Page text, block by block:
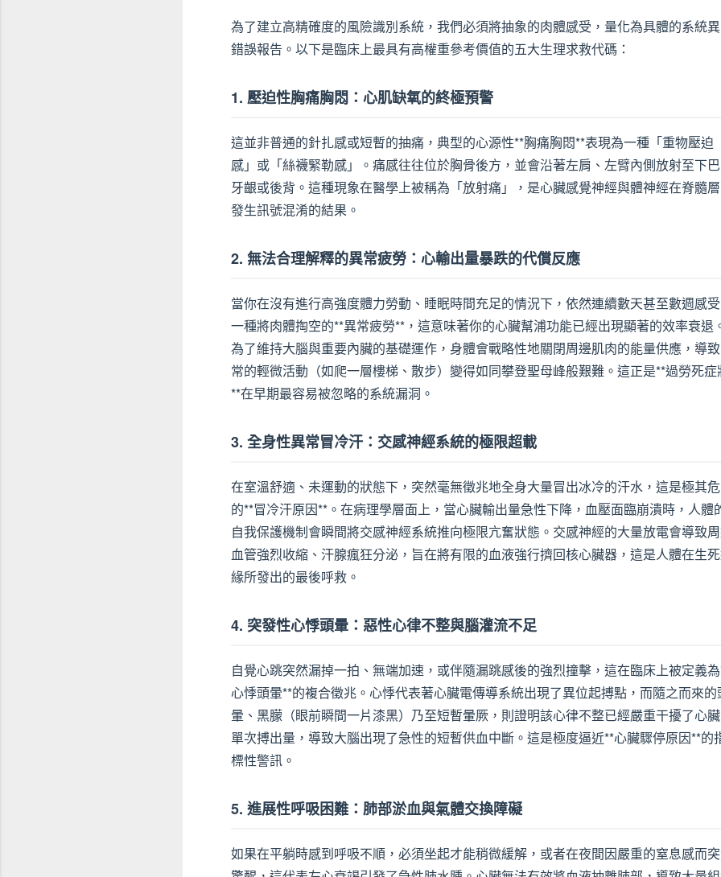
為了建立高精確度的風險識別系統，我們必須將抽象的肉體感受，量化為具體的系統
錯誤報告。以下是臨床上最具有高權重參考價值的五大生理求救代碼：
1. 壓迫性胸痛胸悶：心肌缺氧的終極預警
這並非普通的針扎感或短暫的抽痛，典型的心源性**胸痛胸悶**表現為一種「重物壓迫
感」或「絲襪緊勒感」。痛感往往位於胸骨後方，並會沿著左肩、左臂內側放射至下
牙齦或後背。這種現象在醫學上被稱為「放射痛」，是心臟感覺神經與體神經在脊髓
發生訊號混淆的結果。
2. 無法合理解釋的異常疲勞：心輸出量暴跌的代償反應
當你在沒有進行高強度體力勞動、睡眠時間充足的情況下，依然連續數天甚至數週感
一種將肉體掏空的**異常疲勞**，這意味著你的心臟幫浦功能已經出現顯著的效率衰退
為了維持大腦與重要內臟的基礎運作，身體會戰略性地關閉周邊肌肉的能量供應，導
常的輕微活動（如爬一層樓梯、散步）變得如同攀登聖母峰般艱難。這正是**過勞死症
**在早期最容易被忽略的系統漏洞。
3. 全身性異常冒冷汗：交感神經系統的極限超載
在室溫舒適、未運動的狀態下，突然毫無徵兆地全身大量冒出冰冷的汗水，這是極其
的**冒冷汗原因**。在病理學層面上，當心臟輸出量急性下降，血壓面臨崩潰時，人體
自我保護機制會瞬間將交感神經系統推向極限亢奮狀態。交感神經的大量放電會導致
血管強烈收縮、汗腺瘋狂分泌，旨在將有限的血液強行擠回核心臟器，這是人體在生
緣所發出的最後呼救。
4. 突發性心悸頭暈：惡性心律不整與腦灌流不足
自覺心跳突然漏掉一拍、無端加速，或伴隨漏跳感後的強烈撞擊，這在臨床上被定義
心悸頭暈**的複合徵兆。心悸代表著心臟電傳導系統出現了異位起搏點，而隨之而來的
暈、黑朦（眼前瞬間一片漆黑）乃至短暫暈厥，則證明該心律不整已經嚴重干擾了心
單次搏出量，導致大腦出現了急性的短暫供血中斷。這是極度逼近**心臟驟停原因**的
標性警訊。
5. 進展性呼吸困難：肺部淤血與氣體交換障礙
如果在平躺時感到呼吸不順，必須坐起才能稍微緩解，或者在夜間因嚴重的窒息感而